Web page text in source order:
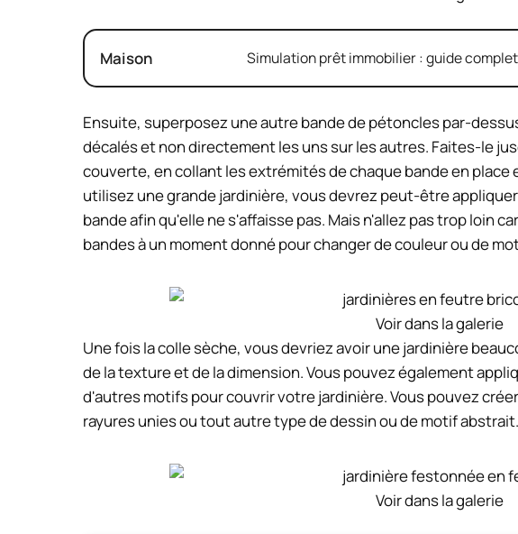
Maison Simulation prêt immobilier : guide
Ensuite, superposez une autre bande de pétoncles par-
décalés et non directement les uns sur les autres. Faites-le
couverte, en collant les extrémités de chaque bande en
utilisez une grande jardinière, vous devrez peut-être
bande afin qu'elle ne s'affaisse pas. Mais n'allez pas trop loin
bandes à un moment donné pour changer de couleur ou de
Voir dans la galerie
Une fois la colle sèche, vous devriez avoir une jardinière
de la texture et de la dimension. Vous pouvez également
d'autres motifs pour couvrir votre jardinière. Vous pouvez
rayures unies ou tout autre type de dessin ou de motif abstrait.
Voir dans la galerie